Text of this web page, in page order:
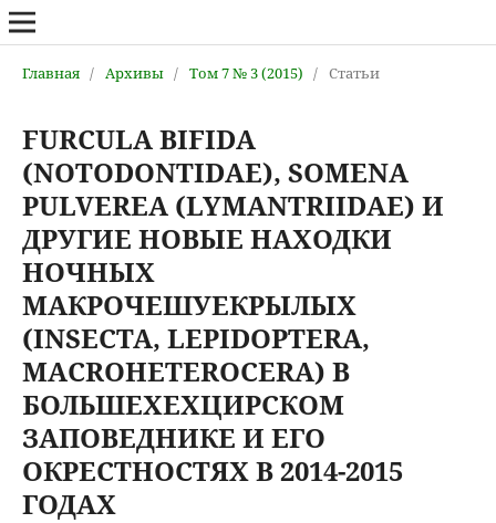
Главная / Архивы / Том 7 № 3 (2015) / Статьи
FURCULA BIFIDA
(NOTODONTIDAE), SOMENA
PULVEREA (LYMANTRIIDAE) И
ДРУГИЕ НОВЫЕ НАХОДКИ
НОЧНЫХ
МАКРОЧЕШУЕКРЫЛЫХ
(INSECTA, LEPIDOPTERA,
MACROHETEROCERA) В
БОЛЬШЕХЕХЦИРСКОМ
ЗАПОВЕДНИКЕ И ЕГО
ОКРЕСТНОСТЯХ В 2014-2015
ГОДАХ